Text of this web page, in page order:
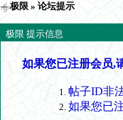
极限 » 论坛提示
极限 提示信息
如果您已注册会员,
帖子ID非
如果您已